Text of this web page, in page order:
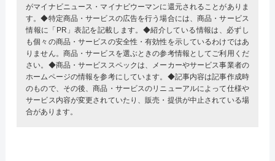
がマイナビニュース・マイナビウーマンに還元されることがありま
す。◆特定商品・サービスの広告を行う場合には、商品・サービス
情報に「PR」表記を記載します。◆紹介している情報は、必ずし
も個々の商品・サービスの安全性・有効性を示しているわけではあ
りません。商品・サービスを選ぶときの参考情報としてご利用くだ
さい。◆商品・サービススペックは、メーカーやサービス事業者の
ホームページの情報を参考にしています。◆記事内容は記事作成時
のもので、その後、商品・サービスのリニューアルによって仕様や
サービス内容が変更されていたり、販売・提供が中止されている場
合があります。